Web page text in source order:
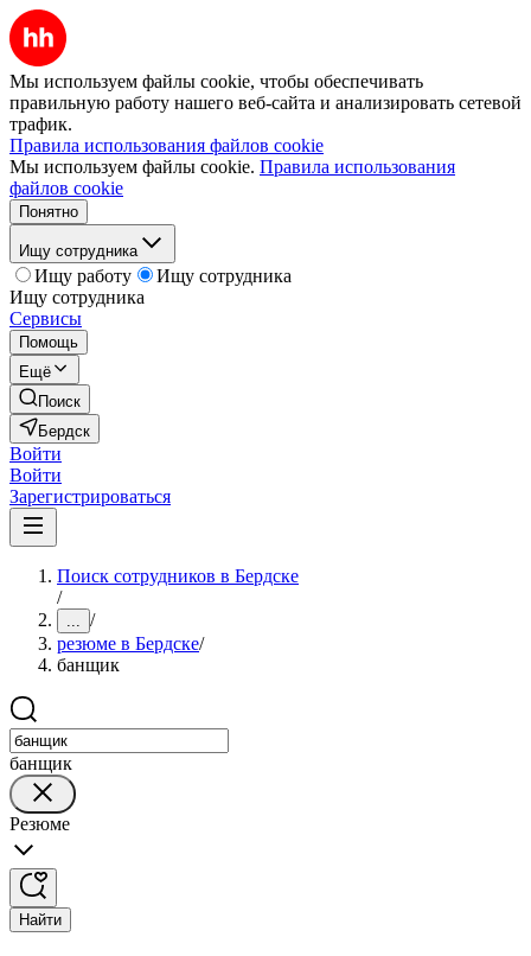
Мы используем файлы cookie, чтобы обеспечивать
правильную работу нашего веб-сайта и анализировать сетевой
трафик.
Правила использования файлов cookie
Мы используем файлы cookie. Правила использования
файлов cookie
Понятно
Ищу сотрудника
Ищу работу
Ищу сотрудника
Ищу сотрудника
Сервисы
Помощь
Ещё
Поиск
Бердск
Войти
Войти
Зарегистрироваться
Поиск сотрудников в Бердске
/
... /
резюме в Бердске/
банщик
банщик
Резюме
Найти